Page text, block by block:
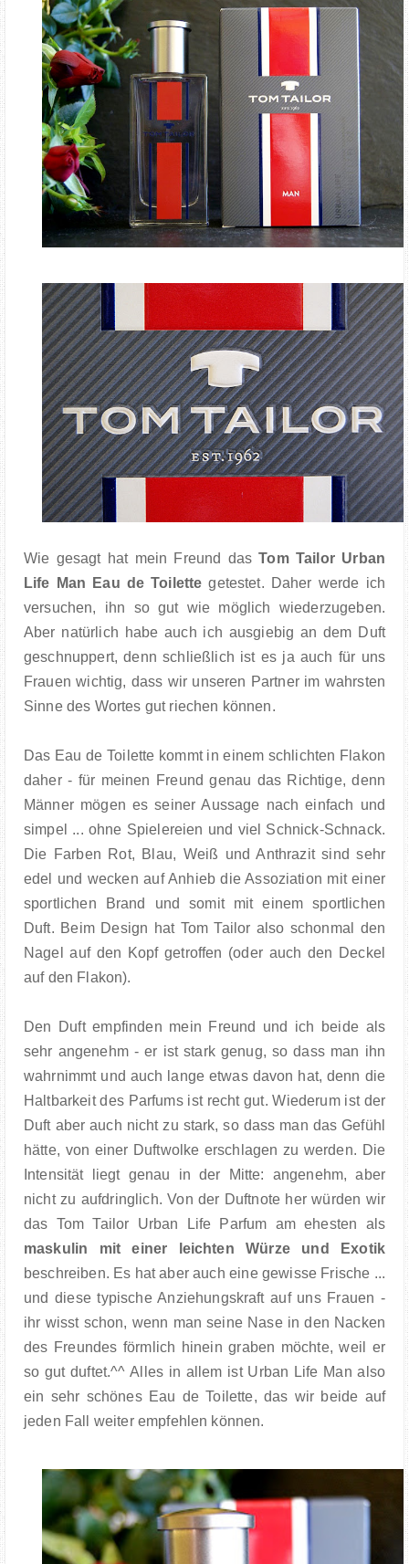
Wie gesagt hat mein Freund dasTom Tailor Urban
Life Man Eau de Toilette getestet. Daher werde ich
versuchen, ihn so gut wie möglich wiederzugeben.
Aber natürlich habe auch ich ausgiebig an dem Duft
geschnuppert, denn schließlich ist es ja auch für uns
Frauen wichtig, dass wir unseren Partner im wahrsten
Sinne des Wortes gut riechen können.
Das Eau de Toilette kommt in einem schlichten Flakon
daher - für meinen Freund genau das Richtige, denn
Männer mögen es seiner Aussage nach einfach und
simpel ... ohne Spielereien und viel Schnick-Schnack.
Die Farben Rot, Blau, Weiß und Anthrazit sind sehr
edel und wecken auf Anhieb die Assoziation mit einer
sportlichen Brand und somit mit einem sportlichen
Duft. Beim Design hat Tom Tailor also schonmal den
Nagel auf den Kopf getroffen (oder auch den Deckel
auf den Flakon).
Den Duft empfinden mein Freund und ich beide als
sehr angenehm - er ist stark genug, so dass man ihn
wahrnimmt und auch lange etwas davon hat, denn die
Haltbarkeit des Parfums ist recht gut. Wiederum ist der
Duft aber auch nicht zu stark, so dass man das Gefühl
hätte, von einer Duftwolke erschlagen zu werden. Die
Intensität liegt genau in der Mitte: angenehm, aber
nicht zu aufdringlich. Von der Duftnote her würden wir
das Tom Tailor Urban Life Parfum am ehesten als
maskulin mit einer leichten Würze und Exotik
beschreiben. Es hat aber auch eine gewisse Frische ...
und diese typische Anziehungskraft auf uns Frauen -
ihr wisst schon, wenn man seine Nase in den Nacken
des Freundes förmlich hinein graben möchte, weil er
so gut duftet.^^ Alles in allem ist Urban Life Man also
ein sehr schönes Eau de Toilette, das wir beide auf
jeden Fall weiter empfehlen können.